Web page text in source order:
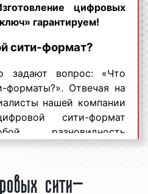
бизнеса.
вида рекламной
и характеристик;
на целевую
являются
для рекламирования
цифровых
гарантируем!
сити-формат?
задают вопрос: «Что
форматы?». Отвечая на
нашей компании
сити-формат
разновидность
, который
рекламы в виде
сити-